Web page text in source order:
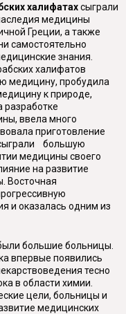
халифатахсыграли
медицины
Греции, а также
самостоятельно
знания.
халифатов
медицину, пробудила
к природе,
разработке
ввела много
приготовление
сыграли большую
медицины своего
на развитие
Восточная
и оказалась одним из
большие больницы.
впервые появились
тесно
в области химии.
цели, больницы и
медицинских